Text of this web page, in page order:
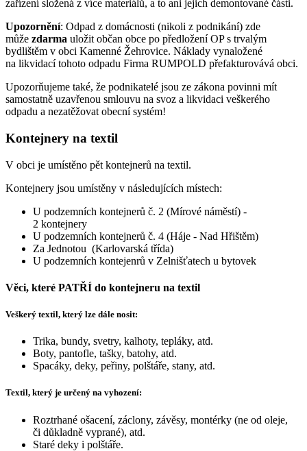
zařízení složená z více materiálů, a to ani jejich demontované části.
Upozornění: Odpad z domácnosti (nikoli z podnikání) zde
může zdarma uložit občan obce po předložení OP s trvalým
bydlištěm v obci Kamenné Žehrovice. Náklady vynaložené
na likvidací tohoto odpadu Firma RUMPOLD přefakturovává obci.
Upozorňujeme také, že podnikatelé jsou ze zákona povinni mít
samostatně uzavřenou smlouvu na svoz a likvidaci veškerého
odpadu a nezatěžovat obecní systém!
Kontejnery na textil
V obci je umístěno pět kontejnerů na textil.
Kontejnery jsou umístěny v následujících místech:
U podzemních kontejnerů č. 2 (Mírové náměstí) -
2 kontejnery
U podzemních kontejnerů č. 4 (Háje - Nad Hřištěm)
Za Jednotou (Karlovarská třída)
U podzemních kontejenrů v Zelnišťatech u bytovek
Věci, které PATŘÍ do kontejneru na textil
Veškerý textil, který lze dále nosit:
Trika, bundy, svetry, kalhoty, tepláky, atd.
Boty, pantofle, tašky, batohy, atd.
Spacáky, deky, peřiny, polštáře, stany, atd.
Textil, který je určený na vyhození:
Roztrhané ošacení, záclony, závěsy, montérky (ne od oleje,
či důkladně vyprané), atd.
Staré deky i polštáře.